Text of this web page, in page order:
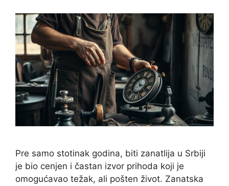
Pre samo stotinak godina, biti zanatlija u Srbiji
je bio cenjen i častan izvor prihoda koji je
omogućavao težak, ali pošten život. Zanatska